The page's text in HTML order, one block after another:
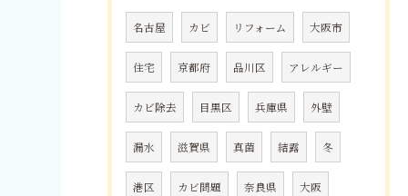
名古屋 カビ リフォーム 大阪市
住宅 京都府 品川区 アレルギー
カビ除去 目黒区 兵庫県 外壁
漏水 滋賀県 真菌 結露 冬
港区 カビ問題 奈良県 大阪